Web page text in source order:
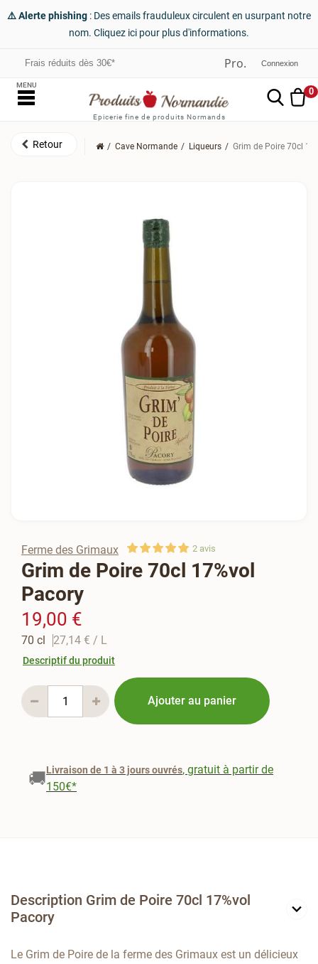
⚠️ Alerte phishing : Des emails frauduleux circulent en usurpant notre
nom. Cliquez ici pour plus d'informations.
Frais réduits dès 30€* Connexion
Epicerie fine de produits Normands
0
MENU
Cave Normande Liqueurs Grim de Poire 70cl
Ferme des Grimaux 2avis
Grim de Poire 70cl 17%vol
Pacory
19,00 €
70 cl 27,14 € / L
Descriptif du produit
Ajouter au panier
🚚Livraison de 1 à 3 jours ouvrés, gratuit à partir de
150€*
Description Grim de Poire 70cl 17%vol
Pacory
Le Grim de Poire de la ferme des Grimaux est un délicieux